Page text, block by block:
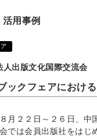
用事例
人出版文化国際交流会
ックフェアにおけ
月２２日～２６日、中
では会員出版社をはじ